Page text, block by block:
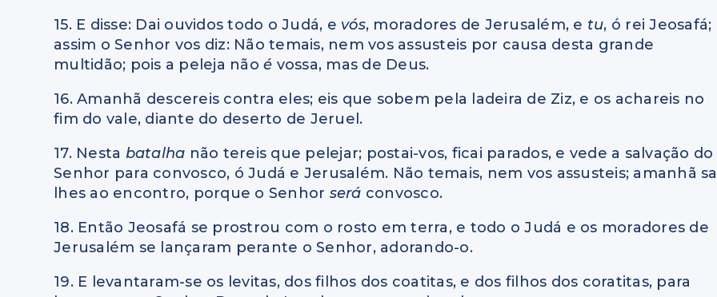
15. E disse: Dai ouvidos todo o Judá, e vós, moradores de Jerusalém, e tu, ó rei Jeosafá;
assim o Senhor vos diz: Não temais, nem vos assusteis por causa desta grande
multidão; pois a peleja nãoé vossa, mas de Deus.
16. Amanhã descereis contra eles; eis que sobem pela ladeira de Ziz, e os achareis no
fim do vale, diante do deserto de Jeruel.
17. Nesta batalha não tereis que pelejar; postai-vos, ficai parados, e vede a salvação do
Senhor para convosco, ó Judá e Jerusalém. Não temais, nem vos assusteis; amanhã
lhes ao encontro, porque o Senhor será convosco.
18. Então Jeosafá se prostrou com o rosto em terra, e todo o Judá e os moradores de
Jerusalém se lançaram perante o Senhor, adorando-o.
19. E levantaram-se os levitas, dos filhos dos coatitas, e dos filhos dos coratitas, para